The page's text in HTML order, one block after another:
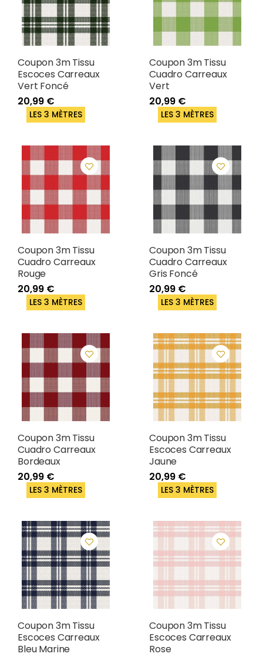
Coupon 3m Tissu
Escoces Carreaux
Vert Foncé
20,99 €
LES 3 MÈTRES
Coupon 3m Tissu
Cuadro Carreaux
Vert
20,99 €
LES 3 MÈTRES
Coupon 3m Tissu
Cuadro Carreaux
Rouge
20,99 €
LES 3 MÈTRES
Coupon 3m Tissu
Cuadro Carreaux
Gris Foncé
20,99 €
LES 3 MÈTRES
Coupon 3m Tissu
Cuadro Carreaux
Bordeaux
20,99 €
LES 3 MÈTRES
Coupon 3m Tissu
Escoces Carreaux
Jaune
20,99 €
LES 3 MÈTRES
Coupon 3m Tissu
Escoces Carreaux
Bleu Marine
Coupon 3m Tissu
Escoces Carreaux
Rose